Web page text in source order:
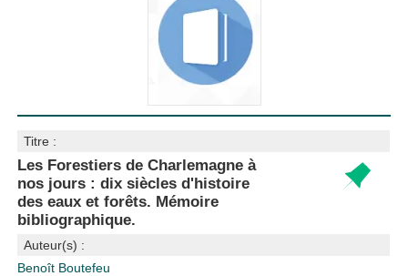
Titre :
Les Forestiers de Charlemagne à
nos jours : dix siècles d'histoire
des eaux et forêts. Mémoire
bibliographique.
Auteur(s) :
Benoît Boutefeu